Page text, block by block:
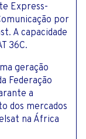
Express-
por
A capacidade
36C.
geração
Federação
a
dos mercados
na África